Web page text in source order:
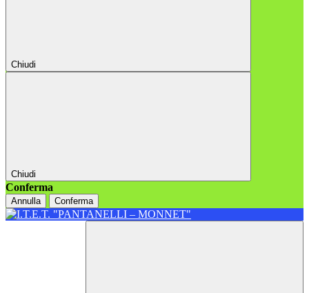
Chiudi
Chiudi
Conferma
Annulla Conferma